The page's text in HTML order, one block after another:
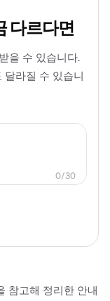
다르다면
을 수 있습니다.
달라질 수 있습니
0/30
참고해 정리한 안내